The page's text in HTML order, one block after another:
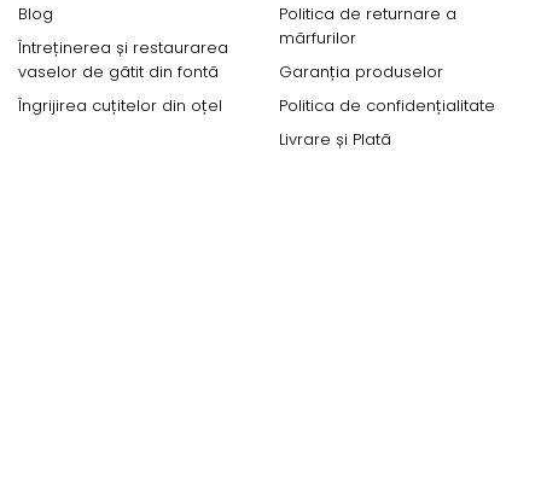
Blog
Întreținerea și restaurarea
vaselor de gătit din fontă
Îngrijirea cuțitelor din oțel
Politica de returnare a
mărfurilor
Garanția produselor
Politica de confidențialitate
Livrare și Plată